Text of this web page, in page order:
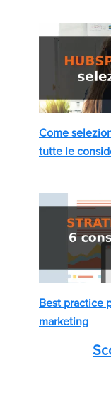
Come
tutte le
Best practice
marketing